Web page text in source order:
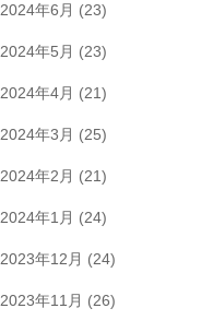
2024年6月 (23)
2024年5月 (23)
2024年4月 (21)
2024年3月 (25)
2024年2月 (21)
2024年1月 (24)
2023年12月 (24)
2023年11月 (26)